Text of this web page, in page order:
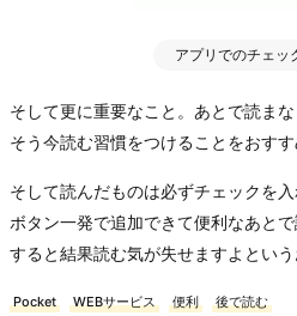
アプリでのチェッ
そして更に重要なこと。あとで読ま
そう今読む習慣をつけることをおすす
そして読んだものは必ずチェックを入
ボタン一発で追加できて便利なあと
すると結果読む気が失せますよという
Pocket WEBサービス 便利 後で読む